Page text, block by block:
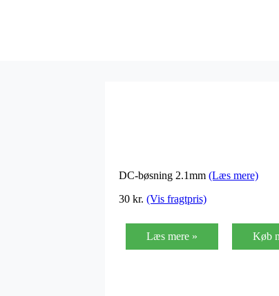
DC-bøsning 2.1mm (Læs mere)
30 kr. (Vis fragtpris)
Læs mere » Køb